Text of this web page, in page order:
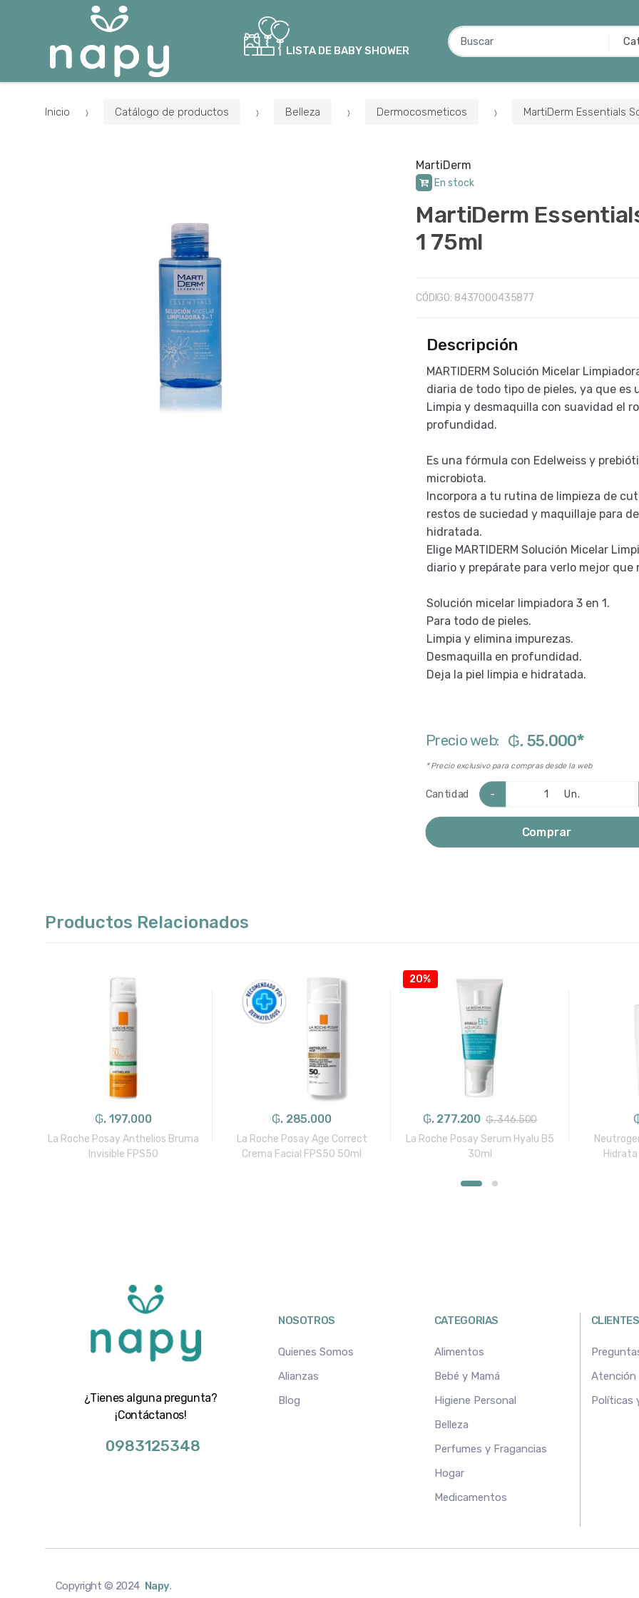
LISTA DE BABY SHOWER
B
u
c
r
r
:
Inicio Catálogo de productos Belleza Dermocosmeticos MartiDerm Essentials
MartiDerm
En stock
MartiDerm
1 75ml
CÓDIGO: 8437000435877
Descripción
MARTIDERM Solución Micelar
diaria de todo tipo de pieles, ya que
Limpia y desmaquilla con suavidad el
profundidad.
Es una fórmula con Edelweiss y
microbiota.
Incorpora a tu rutina de limpieza de
restos de suciedad y maquillaje para
hidratada.
Elige MARTIDERM Solución Micelar
diario y prepárate para verlo mejor
Solución micelar limpiadora 3 en 1.
Para todo de pieles.
Limpia y elimina impurezas.
Desmaquilla en profundidad.
Deja la piel limpia e hidratada.
Precio web: ₲. 55.000*
* Precio exclusivo para compras desde la web
Cantidad - Un.
Comprar
Productos Relacionados
₲. 197.000
La Roche Posay Anthelios Bruma
Invisible FPS50
₲. 285.000
La Roche Posay Age Correct
Crema Facial FPS50 50ml
20%
₲. 277.200 ₲. 346.500
La Roche Posay Serum Hyalu B5
30ml
¿Tienes alguna pregunta?
¡Contáctanos!
0983125348
NOSOTROS
Quienes Somos
Alianzas
Blog
CATEGORIAS
Alimentos
Bebé y Mamá
Higiene Personal
Belleza
Perfumes y Fragancias
Hogar
Medicamentos
CLIENTES
Atención
Políticas
Copyright © 2024 Napy.